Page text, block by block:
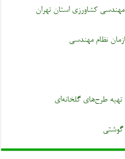
کشاورزی استان تهران
نظام مهندسی
طرح‌های گلخانه‌ای
گوشتی